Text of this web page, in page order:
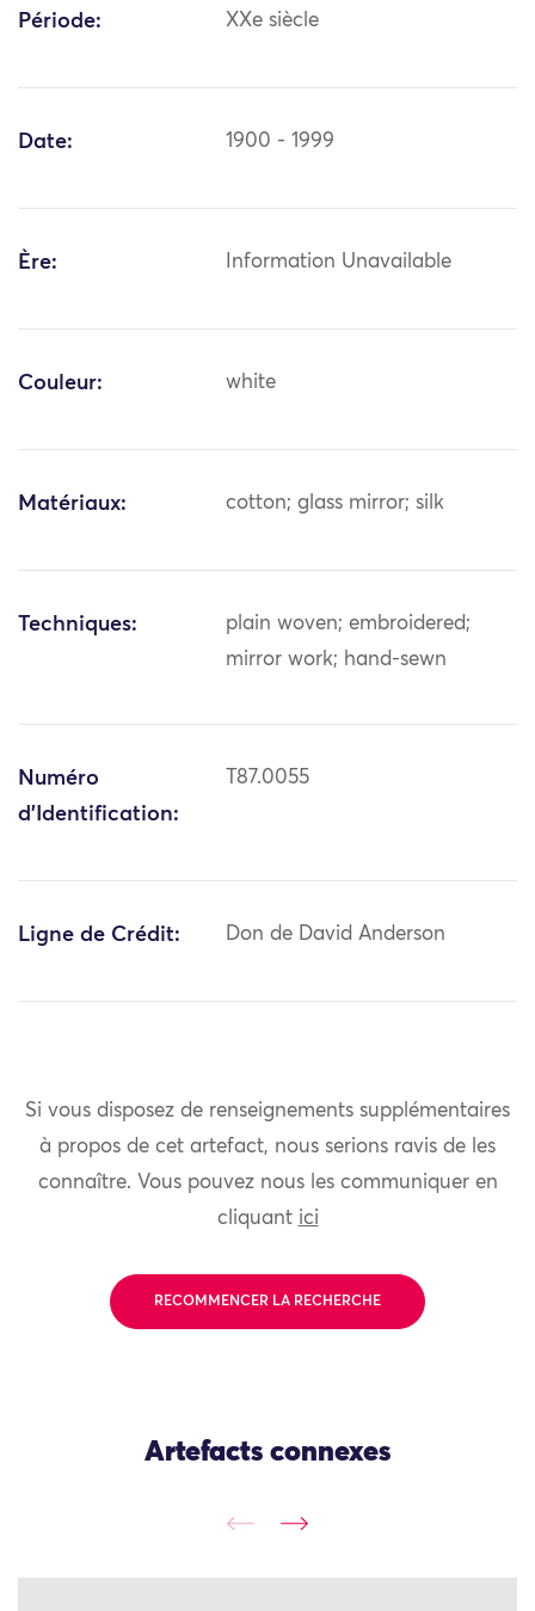
Période: XXe siècle
Date: 1900 - 1999
Ère: Information Unavailable
Couleur: white
Matériaux: cotton; glass mirror; silk
Techniques:
plain woven; embroidered;
mirror work; hand-sewn
Numéro
d'Identification:
T87.0055
Ligne de Crédit: Don de David Anderson
Si vous disposez de renseignements supplémentaires
à propos de cet artefact, nous serions ravis de les
connaître. Vous pouvez nous les communiquer en
cliquant ici
RECOMMENCER LA RECHERCHE
Artefacts connexes